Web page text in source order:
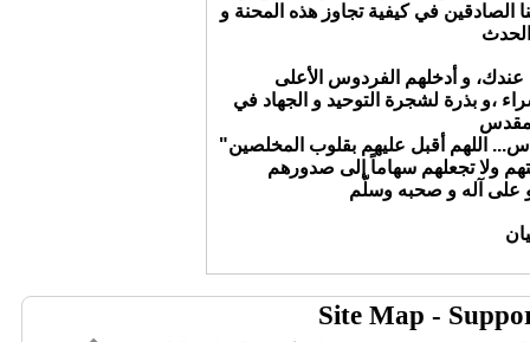
الصادقين في كيفية تجاوز هذه المحنة و
،و بذرة لشجرة التوحيد و الجهاد في
"اللهمّ أقبل على إخواننا بقلوب المخلصين من حماس... اللهم أقبل عليهم بقلوب المخلصين
Site Map -